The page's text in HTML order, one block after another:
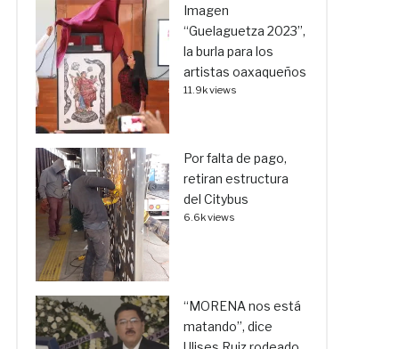
Imagen
“Guelaguetza 2023”,
la burla para los
artistas oaxaqueños
11.9k views
Por falta de pago,
retiran estructura
del Citybus
6.6k views
“MORENA nos está
matando”, dice